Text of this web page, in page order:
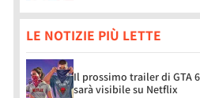
LE NOTIZIE PIÙ LETTE
Il prossimo trailer di GTA
sarà visibile su Netflix